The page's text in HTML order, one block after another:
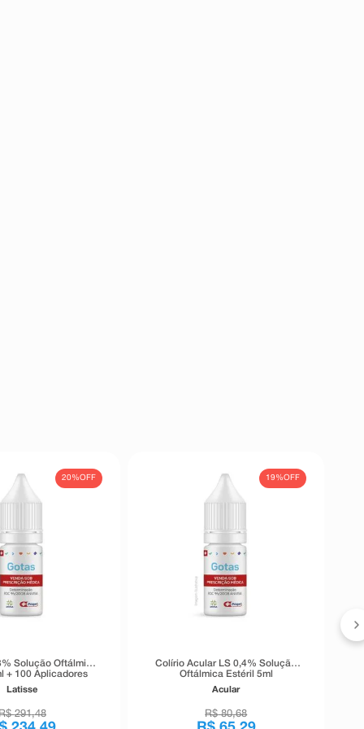
20%OFF
Solução Oftálmica
+ 100 Aplicadores
Descartáveis
Latisse
291,48
19%OFF
Colírio Acular LS 0,4% Solução
Oftálmica Estéril 5ml
Acular
R$ 80,68